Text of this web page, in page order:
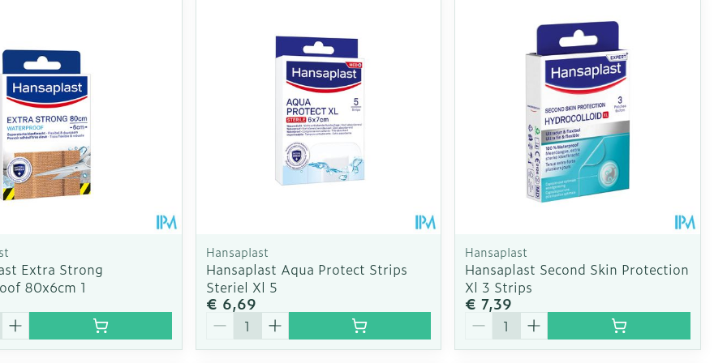
-
Insectenwerende
middelen
Parfums en
geurproducten
Zelfbruiner Scheren CBD
Extra Strong
80x6cm 1
Hansaplast
Hansaplast Aqua Protect Strips
Steriel Xl 5
€ 6,69
Aantal
Hansaplast
Hansaplast Second Skin Protection
Xl 3 Strips
€ 7,39
Aantal